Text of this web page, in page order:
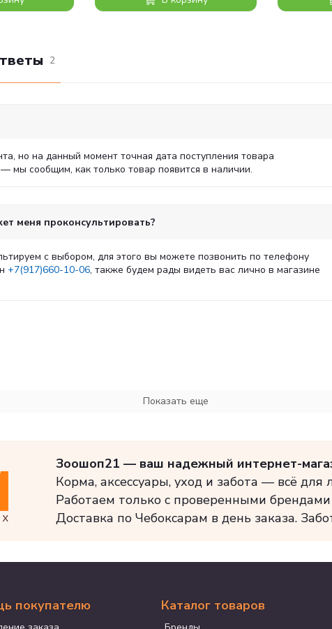
2
но на данный момент точная дата поступления товара
— мы сообщим, как только товар появится в наличии.
меня проконсультировать?
с выбором, для этого вы можете позвонить по телефону
+7(917)660-10-06, также будем рады видеть вас лично в магазине
Показать еще
Зоошоп21 — ваш надежный интернет-
Корма, аксессуары, уход и забота — всё
Работаем только с проверенными
Доставка по Чебоксарам в день заказа.
покупателю Каталог товаров